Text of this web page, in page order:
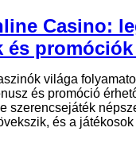
Casino:
és promóciók
világa
és promóció
szerencsejáték
és a játékosok